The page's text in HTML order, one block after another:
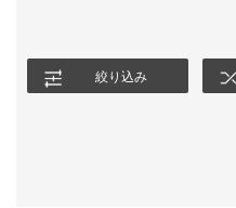
絞り込み